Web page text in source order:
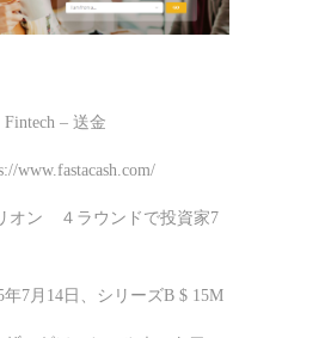
– 送金
www.fastacash.com/
オン ４ラウンドで投資家7
7月14日、シリーズB $ 15M